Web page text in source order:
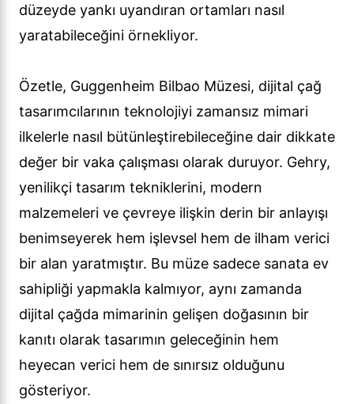
düzeyde yankı uyandıran ortamları nasıl
yaratabileceğini örnekliyor.
Özetle, Guggenheim Bilbao Müzesi, dijital çağ
tasarımcılarının teknolojiyi zamansız mimari
ilkelerle nasıl bütünleştirebileceğine dair dikkate
değer bir vaka çalışması olarak duruyor. Gehry,
yenilikçi tasarım tekniklerini, modern
malzemeleri ve çevreye ilişkin derin bir anlayışı
benimseyerek hem işlevsel hem de ilham verici
bir alan yaratmıştır. Bu müze sadece sanata ev
sahipliği yapmakla kalmıyor, aynı zamanda
dijital çağda mimarinin gelişen doğasının bir
kanıtı olarak tasarımın geleceğinin hem
heyecan verici hem de sınırsız olduğunu
gösteriyor.